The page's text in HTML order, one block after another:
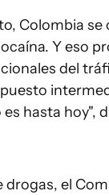
Colombia se
Y eso
del
hasta hoy",
drogas, el